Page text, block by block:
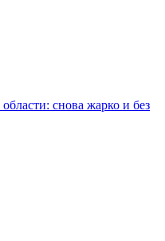
снова жарко и без